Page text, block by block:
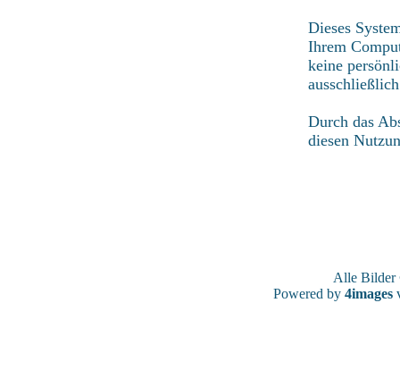
Dieses
Ihrem
keine
Durch das
diesen
Alle
Powered by 4images